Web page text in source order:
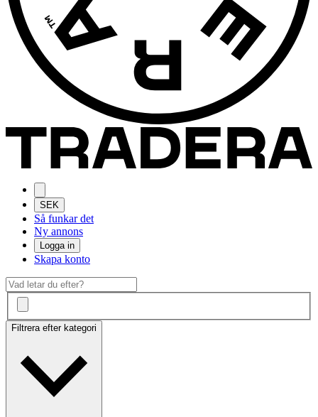
SEK
Så funkar det
Ny annons
Logga in
Skapa konto
Filtrera efter kategori